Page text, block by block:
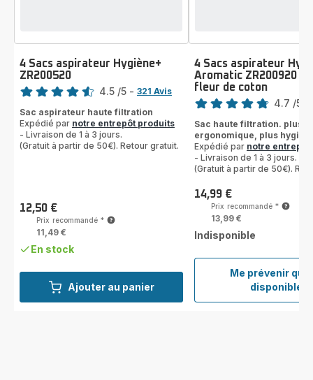
Ajouter au panier
4 Sacs aspirateur Hygiène+
ZR200520
Note
4.5 /5 - 321 Avis
Sac aspirateur haute filtration
Expédié par notre entrepôt produits
- Livraison de 1 à 3 jours.
(Gratuit à partir de 50€). Retour gratuit.
Prix
12,50 €
Prix recommandé *
11,49 €
En stock
Me prévenir
disponible
4
Sacs
4 Sacs aspirateur
Aromatic ZR200920 -
fleur de coton
Note
4.7 /5
Sac haute filtration. plus
ergonomique, plus
Expédié par notre entrepôt
- Livraison de 1 à 3 jours.
(Gratuit à partir de 50€).
Prix
14,99 €
Prix recommandé *
13,99 €
Indisponible